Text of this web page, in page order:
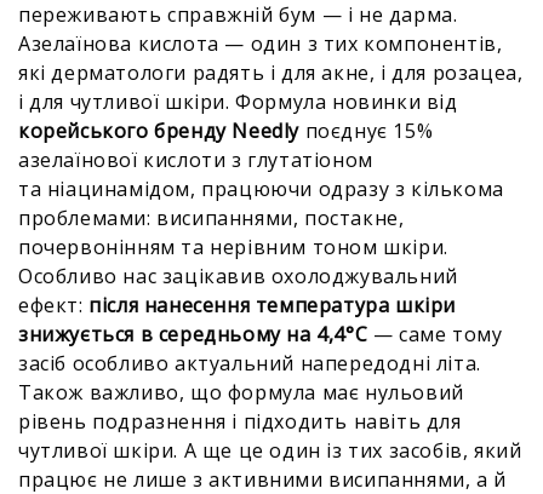
переживають справжній бум — і не дарма.
Азелаїнова кислота — один з тих компонентів,
які дерматологи радять і для акне, і для розацеа,
і для чутливої шкіри. Формула новинки від
корейського бренду Needly поєднує 15%
азелаїнової кислоти з глутатіоном
та ніацинамідом, працюючи одразу з кількома
проблемами: висипаннями, постакне,
почервонінням та нерівним тоном шкіри.
Особливо нас зацікавив охолоджувальний
ефект: після нанесення температура шкіри
знижується в середньому на 4,4°C — саме тому
засіб особливо актуальний напередодні літа.
Також важливо, що формула має нульовий
рівень подразнення і підходить навіть для
чутливої шкіри. А ще це один із тих засобів, який
працює не лише з активними висипаннями, а й